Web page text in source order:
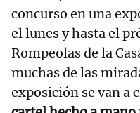
concurso en una
el lunes y hasta el
Rompeolas de la
muchas de las
exposición se van a